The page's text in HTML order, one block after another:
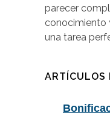
parecer
conocimiento
una tarea
ARTÍCULOS